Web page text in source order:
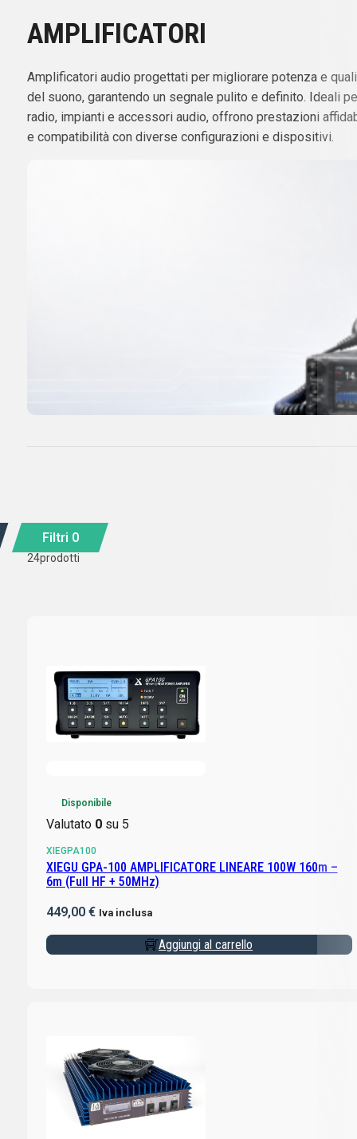
AMPLIFICATORI
Amplificatori audio progettati per migliorare potenza e
del suono, garantendo un segnale pulito e definito. Ideali
radio, impianti e accessori audio, offrono prestazioni
e compatibilità con diverse configurazioni e dispositivi.
Filtri 0
24prodotti
Disponibile
Valutato 0su 5
XIEGPA100
XIEGU GPA-100 AMPLIFICATORE LINEARE 100W 160m –
6m (Full HF + 50MHz)
449,00 € Iva inclusa
Aggiungi al carrello